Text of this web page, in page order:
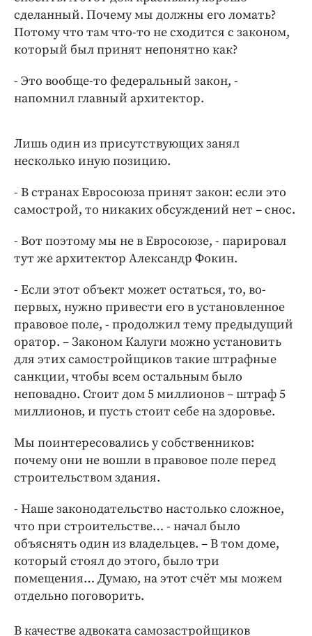
сделанный. Почему мы должны его ломать?
Потому что там что-то не сходится с законом,
который был принят непонятно как?
- Это вообще-то федеральный закон, -
напомнил главный архитектор.
Лишь один из присутствующих занял
несколько иную позицию.
- В странах Евросоюза принят закон: если это
самострой, то никаких обсуждений нет – снос.
- Вот поэтому мы не в Евросоюзе, - парировал
тут же архитектор Александр Фокин.
- Если этот объект может остаться, то, во-
первых, нужно привести его в установленное
правовое поле, - продолжил тему предыдущий
оратор. – Законом Калуги можно установить
для этих самостройщиков такие штрафные
санкции, чтобы всем остальным было
неповадно. Стоит дом 5 миллионов – штраф 5
миллионов, и пусть стоит себе на здоровье.
Мы поинтересовались у собственников:
почему они не вошли в правовое поле перед
строительством здания.
- Наше законодательство настолько сложное,
что при строительстве… - начал было
объяснять один из владельцев. – В том доме,
который стоял до этого, было три
помещения… Думаю, на этот счёт мы можем
отдельно поговорить.
В качестве адвоката самозастройщиков